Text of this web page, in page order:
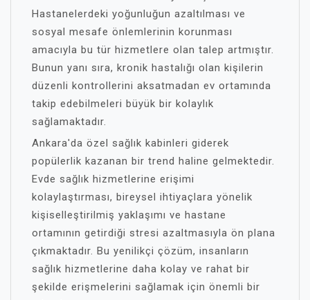
Hastanelerdeki yoğunluğun azaltılması ve
sosyal mesafe önlemlerinin korunması
amacıyla bu tür hizmetlere olan talep artmıştır.
Bunun yanı sıra, kronik hastalığı olan kişilerin
düzenli kontrollerini aksatmadan ev ortamında
takip edebilmeleri büyük bir kolaylık
sağlamaktadır.
Ankara'da özel sağlık kabinleri giderek
popülerlik kazanan bir trend haline gelmektedir.
Evde sağlık hizmetlerine erişimi
kolaylaştırması, bireysel ihtiyaçlara yönelik
kişiselleştirilmiş yaklaşımı ve hastane
ortamının getirdiği stresi azaltmasıyla ön plana
çıkmaktadır. Bu yenilikçi çözüm, insanların
sağlık hizmetlerine daha kolay ve rahat bir
şekilde erişmelerini sağlamak için önemli bir